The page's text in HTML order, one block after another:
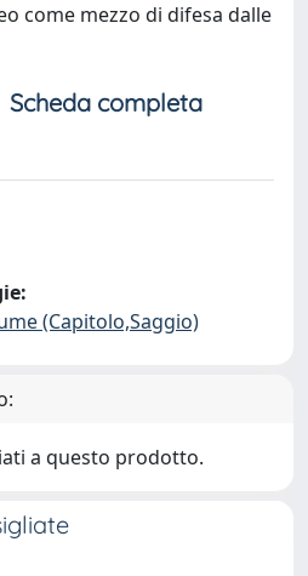
come mezzo di difesa dalle
Scheda completa
(Capitolo,Saggio)
a questo prodotto.